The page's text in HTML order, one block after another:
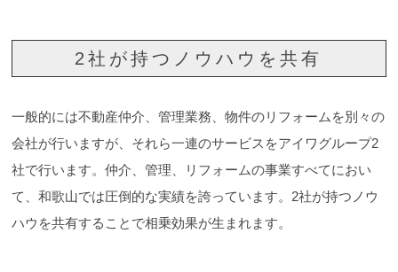
2社が持つノウハウを共有
一般的には不動産仲介、管理業務、物件のリフォームを別々の
会社が行いますが、それら一連のサービスをアイワグループ2
社で行います。仲介、管理、リフォームの事業すべてにおい
て、和歌山では圧倒的な実績を誇っています。2社が持つノウ
ハウを共有することで相乗効果が生まれます。